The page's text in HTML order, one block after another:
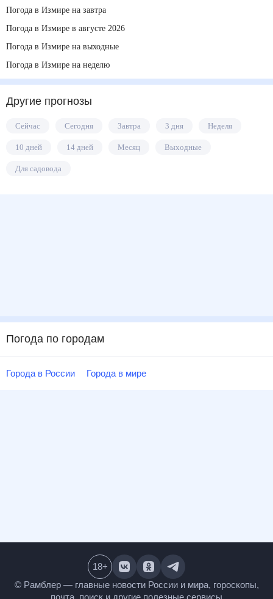
Погода в Измире на завтра
Погода в Измире в августе 2026
Погода в Измире на выходные
Погода в Измире на неделю
Другие прогнозы
Сейчас Сегодня Завтра 3 дня Неделя
10 дней 14 дней Месяц Выходные
Для садовода
Погода по городам
Города в России Города в мире
© Рамблер — главные новости России и мира,
18+